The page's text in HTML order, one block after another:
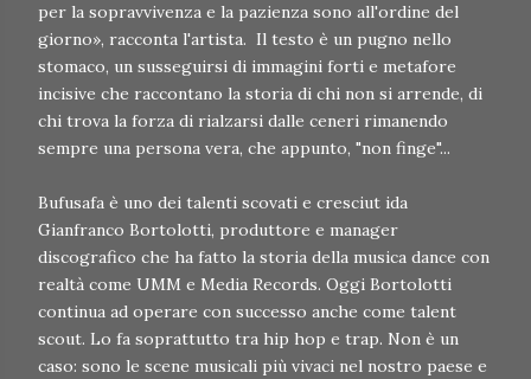
per la sopravvivenza e la pazienza sono all'ordine del
giorno», racconta l'artista. Il testo è un pugno nello
stomaco, un susseguirsi di immagini forti e metafore
incisive che raccontano la storia di chi non si arrende, di
chi trova la forza di rialzarsi dalle ceneri rimanendo
sempre una persona vera, che appunto, "non finge"...
Bufusafa è uno dei talenti scovati e cresciut ida
Gianfranco Bortolotti, produttore e manager
discografico che ha fatto la storia della musica dance con
realtà come UMM e Media Records. Oggi Bortolotti
continua ad operare con successo anche come talent
scout. Lo fa soprattutto tra hip hop e trap. Non è un
caso: sono le scene musicali più vivaci nel nostro paese e